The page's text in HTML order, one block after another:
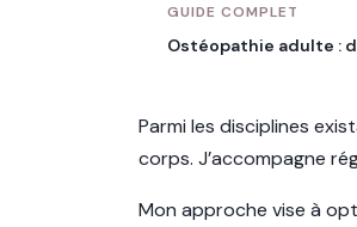
GUIDE COMPLET
Ostéopathie adulte :
Parmi les disciplines
corps. J’accompagne
Mon approche vise à